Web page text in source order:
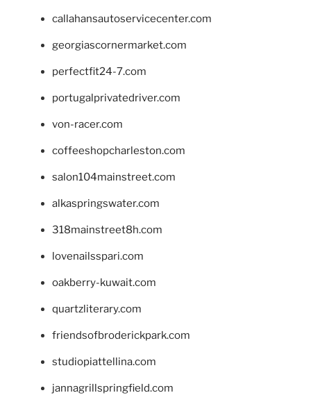
callahansautoservicecenter.com
georgiascornermarket.com
perfectfit24-7.com
portugalprivatedriver.com
von-racer.com
coffeeshopcharleston.com
salon104mainstreet.com
alkaspringswater.com
318mainstreet8h.com
lovenailsspari.com
oakberry-kuwait.com
quartzliterary.com
friendsofbroderickpark.com
studiopiattellina.com
jannagrillspringfield.com